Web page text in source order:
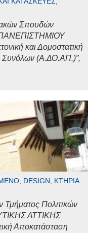
Σπουδών
ΠΑΝΕΠΙΣΤΗΜΙΟΥ
και Δομοστατική
Συνόλων (Α.ΔΟ.ΑΠ.)”,
DESIGN, ΚΤΉΡΙΑ
Πολιτικών
ΑΤΤΙΚΗΣ
Αποκατάσταση